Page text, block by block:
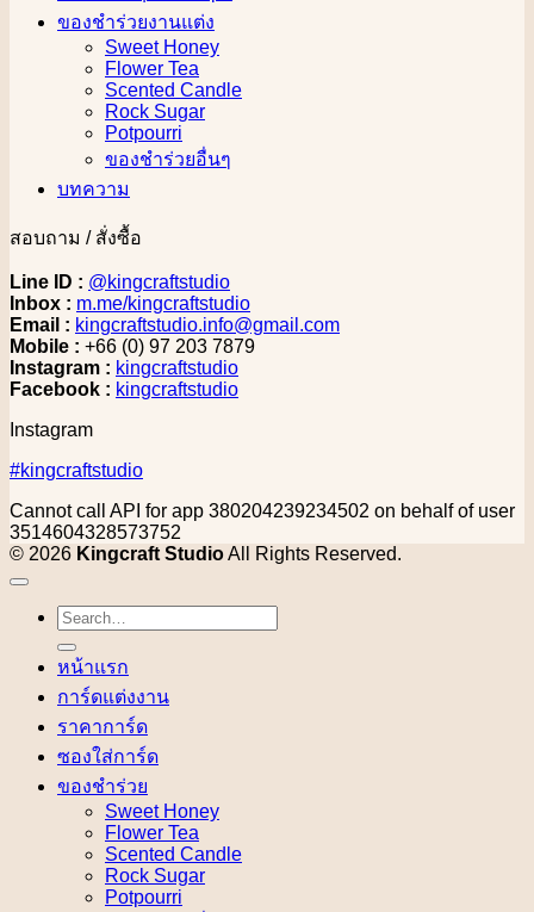
ของชำร่วยงานแต่ง
Sweet Honey
Flower Tea
Scented Candle
Rock Sugar
Potpourri
ของชำร่วยอื่นๆ
บทความ
สอบถาม / สั่งซื้อ
Line ID : @kingcraftstudio
Inbox : m.me/kingcraftstudio
Email : kingcraftstudio.info@gmail.com
Mobile : +66 (0) 97 203 7879
Instagram : kingcraftstudio
Facebook : kingcraftstudio
Instagram
#kingcraftstudio
Cannot call API for app 380204239234502 on behalf of user
3514604328573752
© 2026 Kingcraft StudioAll Rights Reserved.
Search
for:
หน้าแรก
การ์ดแต่งงาน
ราคาการ์ด
ซองใส่การ์ด
ของชำร่วย
Sweet Honey
Flower Tea
Scented Candle
Rock Sugar
Potpourri